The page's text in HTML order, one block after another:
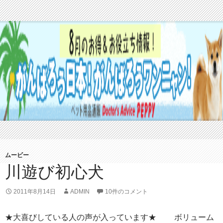
ムービー
川遊び初心犬
2011年8月14日 ADMIN 10件のコメント
★大喜びしている人の声が入っています★ ボリューム